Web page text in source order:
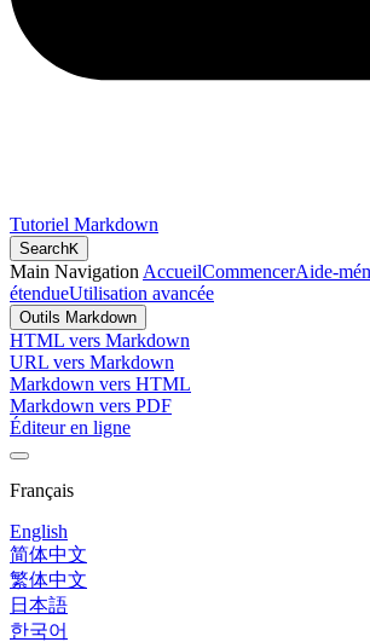
Tutoriel Markdown
SearchK
Main Navigation AccueilCommencerAide-
étendueUtilisation avancée
Outils Markdown
HTML vers Markdown
URL vers Markdown
Markdown vers HTML
Markdown vers PDF
Éditeur en ligne
Français
English
简体中文
繁体中文
日本語
한국어